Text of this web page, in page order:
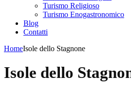
Turismo Religioso
Turismo Enogastronomico
Blog
Contatti
HomeIsole dello Stagnone
Isole dello